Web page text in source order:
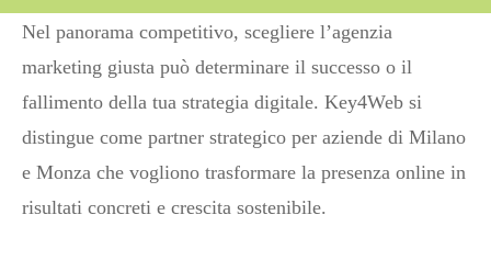
Nel panorama competitivo, scegliere l’agenzia
marketing giusta può determinare il successo o il
fallimento della tua strategia digitale. Key4Web si
distingue come partner strategico per aziende di Milano
e Monza che vogliono trasformare la presenza online in
risultati concreti e crescita sostenibile.